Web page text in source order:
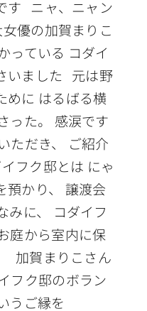
す ニャ、ニャン
優の加賀まりこ
っている コダイ
いました 元は野
めに はるばる横
った。 感涙です
ただき、 ご紹介
フク邸とは にゃ
預かり、 譲渡会
みに、 コダイフ
庭から室内に保
加賀まりこさん
フク邸のボラン
うご縁を